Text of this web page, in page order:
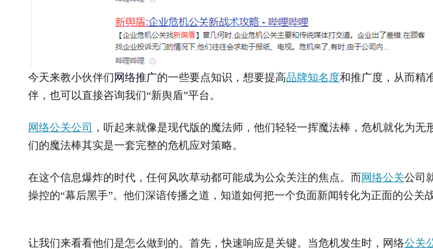
今天来教小伙伴们 网络推广的一些要点知识，想要提高品牌知名度和推广度，从而精
伴，也可以直接咨询我们“新舆盾”平台。
网络公关公司
，听起来就像是现代版的魔法师，他们轻轻一挥魔法棒，危机就化为无
们的魔法棒其实是一套完整的危机应对策略。
在这个信息爆炸的时代，任何风吹草动都可能成为公众关注的焦点。而 网络公关公司
操控的“幕后黑手”。他们深谙传播之道，知道如何把一个负面新闻转化为正面的公关战
让我们来看看他们是怎么做到的。首先，快速响应是关键。当危机发生时，网络公关